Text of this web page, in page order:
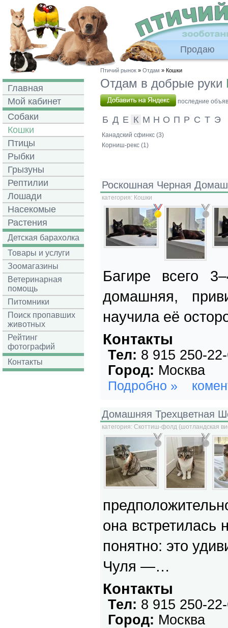
Продаю
Главная
Мой кабинет
Собаки
Кошки
Птицы
Рыбки
Грызуны
Рептилии
Лошади
Насекомые
Растения
Детская барахолка
Товары и услуги
Зоомагазины
Ветеринарная
помощь
Питомники
Поиск пропавших
животных
Рейтинг
фотографий
Контакты
Птичий рынок » Отдам » Кошки
Отдам в добрые руки
последние
Б Д Е К М Н О П Р С Т Э
Канадский сфинкс (3)
Корниш-рекс (1)
Роскошная Черная
категория: Кошки
Багире всего
домашняя,
научила её
Контакты
Тел: 8 915 250-
Город: Москва
Подробно »
Домашняя Трехцветная
категория: Скоттиш-фолд (шотландская
она встретилась
понятно: это
Чуля —…
Контакты
Тел: 8 915 250-
Город: Москва